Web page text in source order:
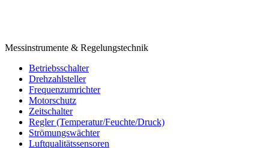
Messinstrumente & Regelungstechnik
Betriebsschalter
Drehzahlsteller
Frequenzumrichter
Motorschutz
Zeitschalter
Regler (Temperatur/Feuchte/Druck)
Strömungswächter
Luftqualitätssensoren